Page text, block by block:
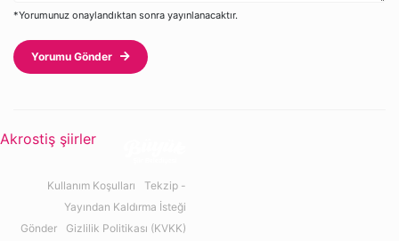
*Yorumunuz onaylandıktan sonra yayınlanacaktır.
Yorumu Gönder
Akrostiş şiirler
Kullanım Koşulları
Tekzip -
Yayından Kaldırma İsteği
Gönder
Gizlilik Politikası (KVKK)